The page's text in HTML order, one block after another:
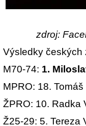
zdroj:
Výsledky českých
M70-74: 1.
MPRO: 18.
ŽPRO: 10. Radka
Ž25-29: 5. Tereza